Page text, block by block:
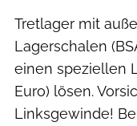
Tretlager mit
Lagerschalen
einen speziellen
Euro) lösen.
Linksgewinde!